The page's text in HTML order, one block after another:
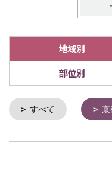
地域別
部位別
すべて 京